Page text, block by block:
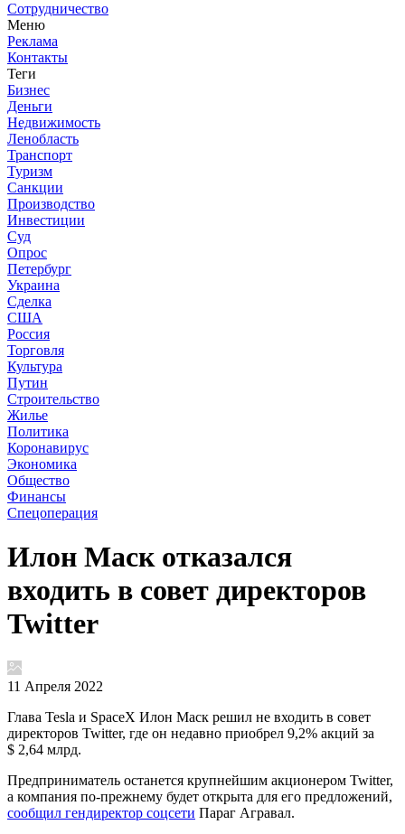
Сотрудничество
Меню
Реклама
Контакты
Теги
Бизнес
Деньги
Недвижимость
Ленобласть
Транспорт
Туризм
Санкции
Производство
Инвестиции
Суд
Опрос
Петербург
Украина
Сделка
США
Россия
Торговля
Культура
Путин
Строительство
Жилье
Политика
Коронавирус
Экономика
Общество
Финансы
Спецоперация
Илон Маск отказался
входить в совет директоров
Twitter
11 Апреля 2022
Глава Tesla и SpaceX Илон Маск решил не входить в совет
директоров Twitter, где он недавно приобрел 9,2% акций за
$ 2,64 млрд.
Предприниматель останется крупнейшим акционером Twitter,
а компания по-прежнему будет открыта для его предложений,
сообщил гендиректор соцсети Параг Агравал.